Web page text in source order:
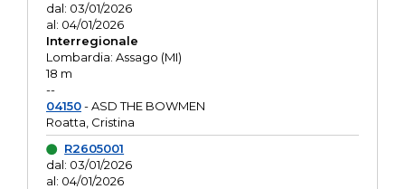
dal: 03/01/2026
al: 04/01/2026
Interregionale
Lombardia: Assago (MI)
18 m
--
04150- ASD THE BOWMEN
Roatta, Cristina
R2605001
dal: 03/01/2026
al: 04/01/2026